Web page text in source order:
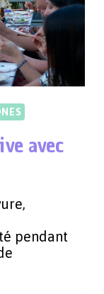
avec
pendant